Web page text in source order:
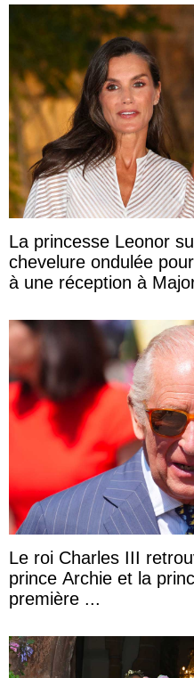
La princesse Leonor
chevelure ondulée
à une réception à
Le roi Charles III
prince Archie et la
première ...